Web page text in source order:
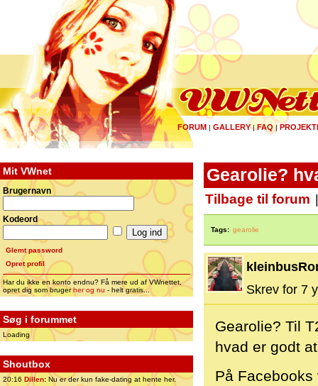
FORUM | GALLERY|FAQ |
Mit VWnet
Brugernavn
Kodeord
Glemt password
Opret profil
Har du ikke en konto endnu? Få mere ud af VWnettet,
opret dig som brugerher og nu - helt gratis...
Søg i forummet
Loading
Shoutbox
20:16 Dillen: Nu er der kun fake-dating at hente her.
Gearolie?
Tilbage til forum
Tags: gearolie
Skrev for 7
Gearolie? Til
hvad er godt
På